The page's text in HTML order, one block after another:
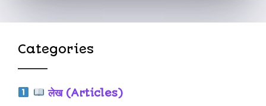
Categories
लेख (Articles)